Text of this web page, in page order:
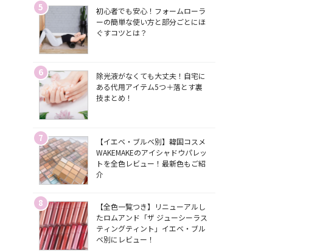
5
初心者でも安心！フォームローラ
ーの簡単な使い方と部分ごとにほ
ぐすコツとは？
6
除光液がなくても大丈夫！自宅に
ある代用アイテム5つ＋落とす裏
技まとめ！
7
【イエベ・ブルベ別】韓国コスメ
WAKEMAKEのアイシャドウパレッ
トを全色レビュー！最新色もご紹
介
8
【全色一覧つき】リニューアルし
たロムアンド「ザ ジューシーラス
ティングティント」イエベ・ブル
ベ別にレビュー！